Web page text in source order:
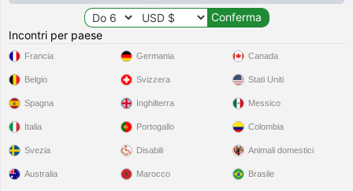
Incontri per paese
Francia
Belgio
Spagna
Italia
Svezia
Germania
Svizzera
Inghilterra
Portogallo
Disabili
Canada
Stati Uniti
Messico
Colombia
Animali domestici
Australia Marocco Brasile